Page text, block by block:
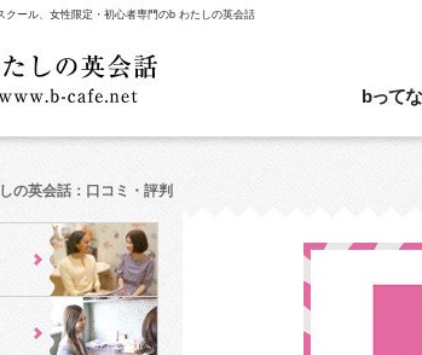
クール、女性限定・初心者専門のb わたしの英会話
bって
の英会話：口コミ・評判